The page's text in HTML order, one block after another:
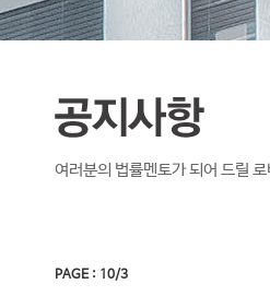
여러분의 법률멘토가 되어 드릴
PAGE : 10/3